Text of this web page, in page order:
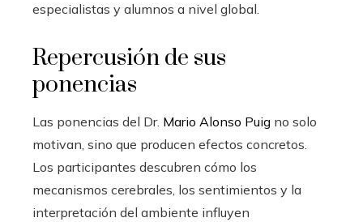
especialistas y alumnos a nivel global.
Repercusión de sus
ponencias
Las ponencias del Dr. Mario Alonso Puig no solo
motivan, sino que producen efectos concretos.
Los participantes descubren cómo los
mecanismos cerebrales, los sentimientos y la
interpretación del ambiente influyen